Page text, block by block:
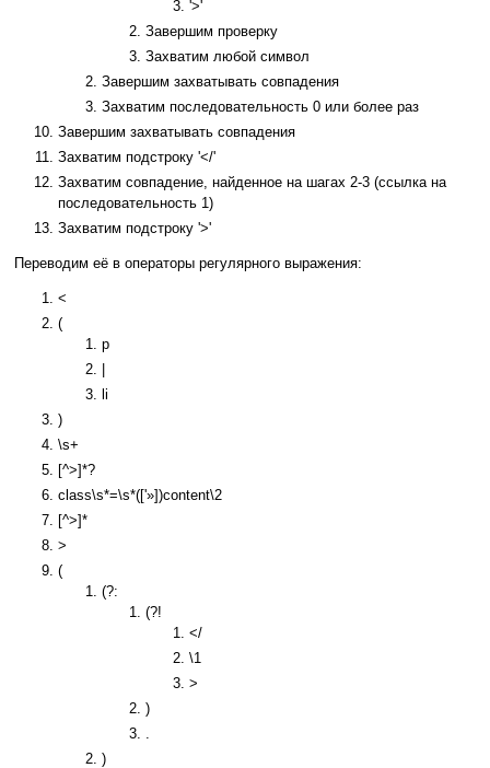
'>'
Завершим проверку
Захватим любой символ
Завершим захватывать совпадения
Захватим последовательность 0 или более раз
Завершим захватывать совпадения
Захватим подстроку '</'
Захватим совпадение, найденное на шагах 2-3 (ссылка на
последовательность 1)
Захватим подстроку '>'
Переводим её в операторы регулярного выражения:
<
(
p
|
li
)
\s+
[^>]*?
class\s*=\s*(['»])content\2
[^>]*
>
(
(?:
(?!
</
\1
>
)
)